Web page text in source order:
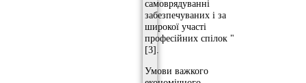
самоврядуванні
забезпечуваних і за
широкої участі
професійних спілок "
[3].
Умови важкого